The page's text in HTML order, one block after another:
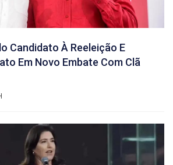
Candidato À Reeleição E
Em Novo Embate Com Clã